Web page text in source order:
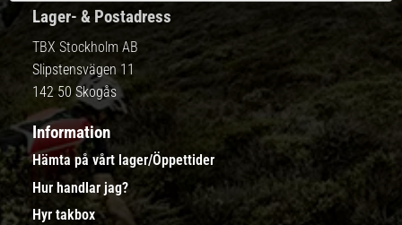
Lager- & Postadress
TBX Stockholm AB
Slipstensvägen 11
142 50 Skogås
Information
Hämta på vårt lager/Öppettider
Hur handlar jag?
Hyr takbox